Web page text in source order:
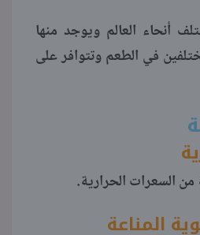
ملفات
منوعات
أنحاء العالم ويوجد منها
صنف مختلفين في الطعم وتتوافر على
من السعرات الحرارية.
المناعة